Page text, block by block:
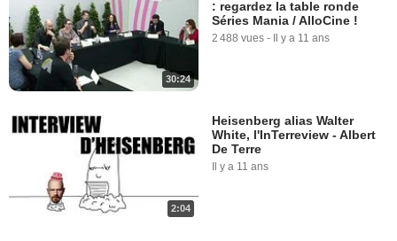
30:24
: regardez la table ronde
Séries Mania / AlloCine !
2 488 vues - Il y a 11 ans
2:04
Heisenberg alias Walter
White, l'InTerreview - Albert
De Terre
Il y a 11 ans